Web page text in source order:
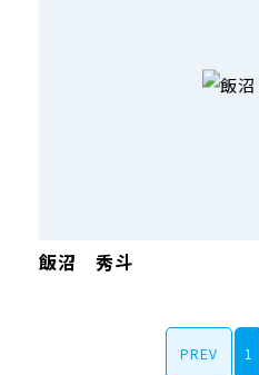
飯沼 秀斗
PREV 1